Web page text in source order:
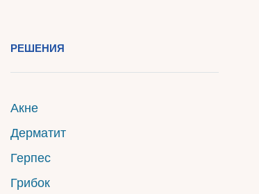
PЕШЕНИЯ
Акне
Дерматит
Герпес
Грибок